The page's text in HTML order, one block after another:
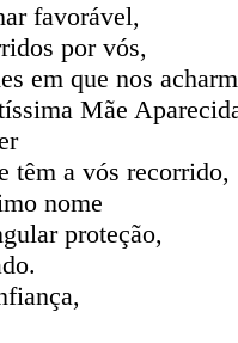
favorável,
por vós,
em que nos
Mãe
têm a vós recorrido,
nome
proteção,